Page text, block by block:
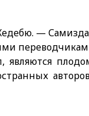
—
являются